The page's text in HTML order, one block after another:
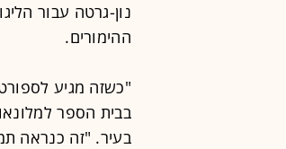
נון-גרטה עבור
ההימורים.
"כשזה מגיע
בעיר. "זה כנראה